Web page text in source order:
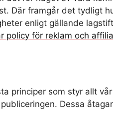
Där framgår det tydligt
enligt gällande
policy för reklam och
principer som styr allt
Dessa